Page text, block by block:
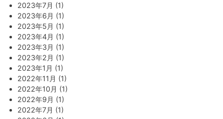
2023年7月 (1)
2023年6月 (1)
2023年5月 (1)
2023年4月 (1)
2023年3月 (1)
2023年2月 (1)
2023年1月 (1)
2022年11月 (1)
2022年10月 (1)
2022年9月 (1)
2022年7月 (1)